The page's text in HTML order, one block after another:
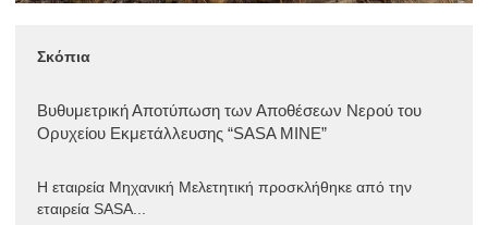
Σκόπια
Βυθυμετρική Αποτύπωση των Αποθέσεων Νερού του
Ορυχείου Εκμετάλλευσης “SASA MINE”
Η εταιρεία Μηχανική Μελετητική προσκλήθηκε από την
εταιρεία SASA...